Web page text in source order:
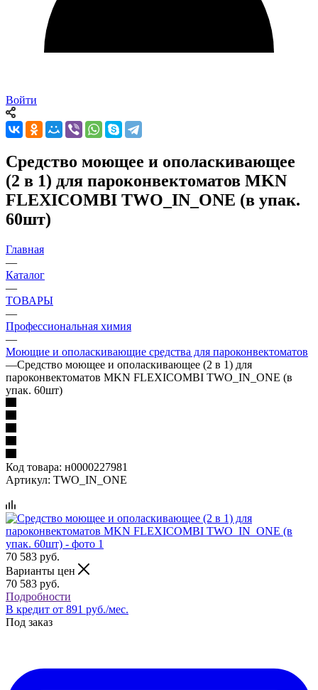
Войти
Средство моющее и ополаскивающее
(2 в 1) для пароконвектоматов MKN
FLEXICOMBI TWO_IN_ONE (в упак.
60шт)
Главная
—
Каталог
—
ТОВАРЫ
—
Профессиональная химия
—
Моющие и ополаскивающие средства для пароконвектоматов
—Средство моющее и ополаскивающее (2 в 1) для
пароконвектоматов MKN FLEXICOMBI TWO_IN_ONE (в
упак. 60шт)
Код товара: н0000227981
Артикул: TWO_IN_ONE
70 583 руб.
Варианты цен
70 583 руб.
Подробности
В кредит от 891 руб./мес.
Под заказ